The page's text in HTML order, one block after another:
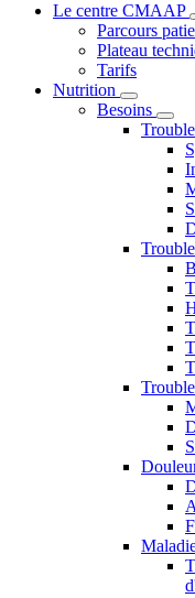
Le centre CMAAP
Parcours
Plateau
Tarifs
Nutrition
Besoins